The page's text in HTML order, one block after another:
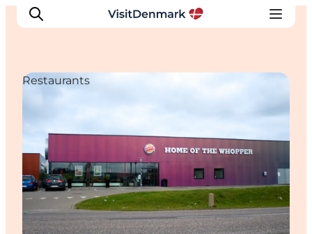
Inspiration
Resmål
Aktiviteter
Övernatta
Planera resan
Restaurants